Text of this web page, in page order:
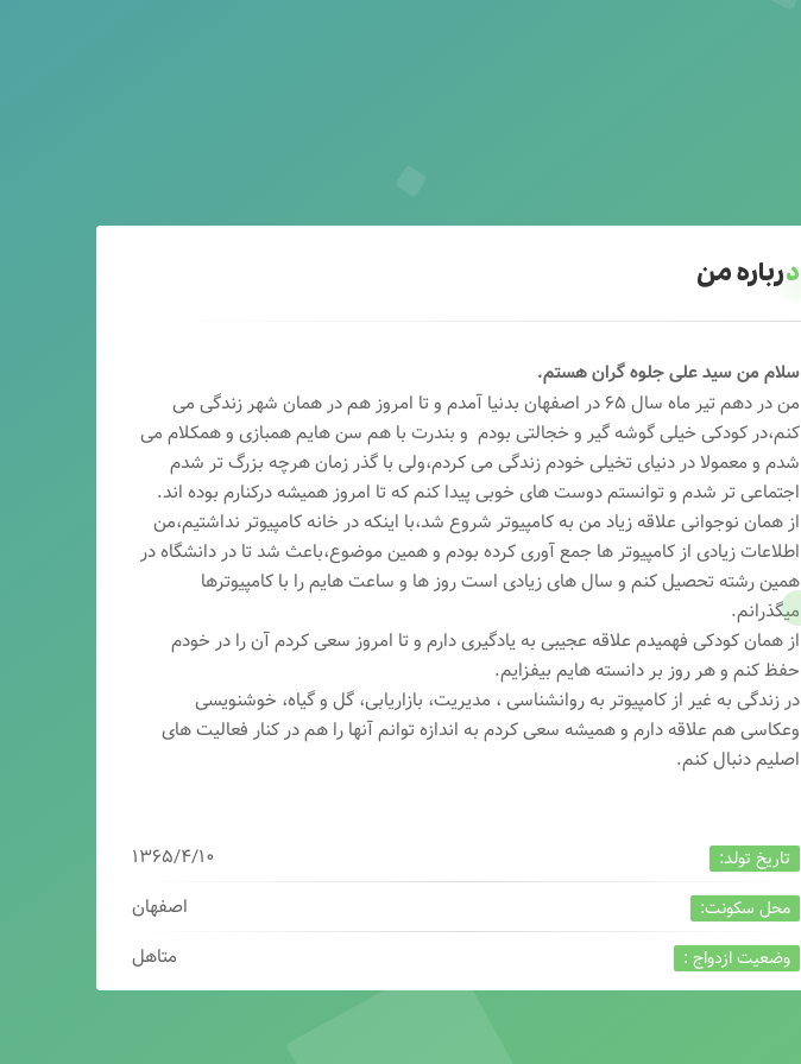
درباره من
سلام من سید علی جلوه گران هستم.
من در دهم تیر ماه سال ۶۵ در اصفهان بدنیا آمدم و تا امروز هم در همان شهر زندگی می
کنم،در کودکی خیلی گوشه گیر و خجالتی بودم و بندرت با هم سن هایم همبازی و همکلام می
شدم و معمولا در دنیای تخیلی خودم زندگی می کردم،ولی با گذر زمان هرچه بزرگ تر شدم
اجتماعی تر شدم و توانستم دوست های خوبی پیدا کنم که تا امروز همیشه درکنارم بوده اند.
از همان نوجوانی علاقه زیاد من به کامپیوتر شروع شد،با اینکه در خانه کامپیوتر نداشتیم،من
اطلاعات زیادی از کامپیوتر ها جمع آوری کرده بودم و همین موضوع،باعث شد تا در دانشگاه در
همین رشته تحصیل کنم و سال های زیادی است روز ها و ساعت هایم را با کامپیوترها
میگذرانم.
از همان کودکی فهمیدم علاقه عجیبی به یادگیری دارم و تا امروز سعی کردم آن را در خودم
حفظ کنم و هر روز بر دانسته هایم بیفزایم.
در زندگی به غیر از کامپیوتر به روانشناسی ، مدیریت، بازاریابی، گل و گیاه، خوشنویسی
وعکاسی هم علاقه دارم و همیشه سعی کردم به اندازه توانم آنها را هم در کنار فعالیت های
اصلیم دنبال کنم.
تاریخ تولد: ۱۳۶۵/۴/۱۰
محل سکونت: اصفهان
وضعیت ازدواج : متاهل